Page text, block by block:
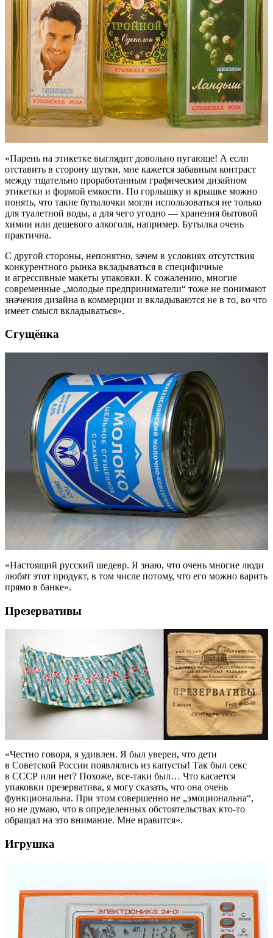
«Парень на этикетке выглядит довольно пугающе! А если
отставить в сторону шутки, мне кажется забавным контраст
между тщательно проработанным графическим дизайном
этикетки и формой емкости. По горлышку и крышке можно
понять, что такие бутылочки могли использоваться не только
для туалетной воды, а для чего угодно — хранения бытовой
химии или дешевого алкоголя, например. Бутылка очень
практична.
С другой стороны, непонятно, зачем в условиях отсутствия
конкурентного рынка вкладываться в специфичные
и агрессивные макеты упаковки. К сожалению, многие
современные „молодые предприниматели“ тоже не понимают
значения дизайна в коммерции и вкладываются не в то, во что
имеет смысл вкладываться».
Сгущёнка
«Настоящий русский шедевр. Я знаю, что очень многие люди
любят этот продукт, в том числе потому, что его можно варить
прямо в банке».
Презервативы
«Честно говоря, я удивлен. Я был уверен, что дети
в Советской России появлялись из капусты! Так был секс
в СССР или нет? Похоже, все-таки был… Что касается
упаковки презерватива, я могу сказать, что она очень
функциональна. При этом совершенно не „эмоциональна“,
но не думаю, что в определенных обстоятельствах кто-то
обращал на это внимание. Мне нравится».
Игрушка